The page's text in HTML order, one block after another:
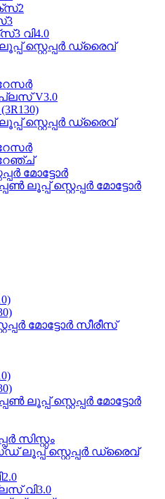
വി4.0
സ്റ്റെപ്പർ ഡ്രൈവ്
റേസർ
V3.0
സ്റ്റെപ്പർ ഡ്രൈവ്
റേസർ
റേഞ്ച്
മോട്ടോർ
ലൂപ്പ് സ്റ്റെപ്പർ മോട്ടോർ
മോട്ടോർ സീരീസ്
ലൂപ്പ് സ്റ്റെപ്പർ മോട്ടോർ
സിസ്റ്റം
ലൂപ്പ് സ്റ്റെപ്പർ ഡ്രൈവ്
വി3.0